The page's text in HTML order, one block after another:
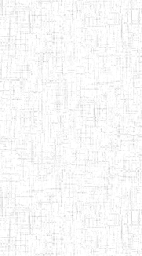
13 Total: 307
5 6 7 8
9
2015 ENIEG